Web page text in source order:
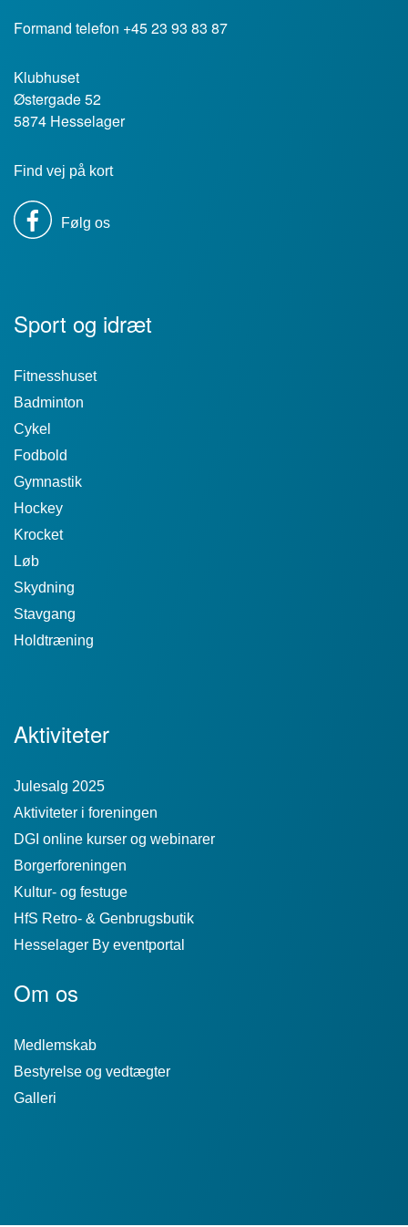
Formand telefon +45 23 93 83 87
Klubhuset
Østergade 52
5874 Hesselager
Find vej på kort
Følg os
Sport og idræt
Fitnesshuset
Badminton
Cykel
Fodbold
Gymnastik
Hockey
Krocket
Løb
Skydning
Stavgang
Holdtræning
Aktiviteter
Julesalg 2025
Aktiviteter i foreningen
DGI online kurser og webinarer
Borgerforeningen
Kultur- og festuge
HfS Retro- & Genbrugsbutik
Hesselager By eventportal
Om os
Medlemskab
Bestyrelse og vedtægter
Galleri